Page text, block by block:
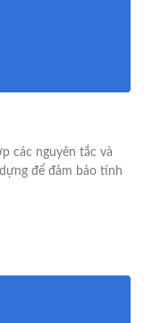
các nguyên tắc và
để đảm bảo tính